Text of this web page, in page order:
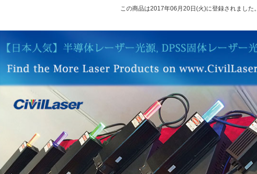
この商品は2017年06月20日(火)に登録されました。